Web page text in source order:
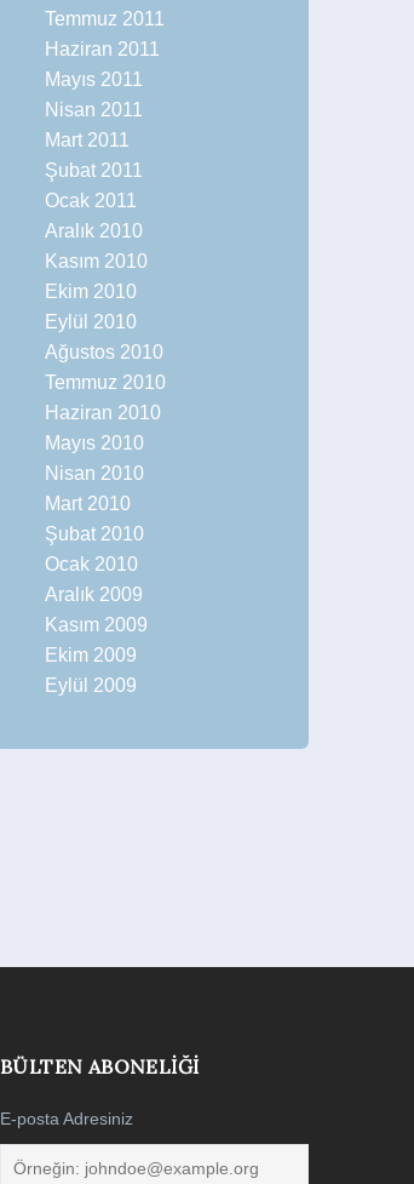
Temmuz 2011
Haziran 2011
Mayıs 2011
Nisan 2011
Mart 2011
Şubat 2011
Ocak 2011
Aralık 2010
Kasım 2010
Ekim 2010
Eylül 2010
Ağustos 2010
Temmuz 2010
Haziran 2010
Mayıs 2010
Nisan 2010
Mart 2010
Şubat 2010
Ocak 2010
Aralık 2009
Kasım 2009
Ekim 2009
Eylül 2009
BÜLTEN ABONELIĞI
E-posta Adresiniz